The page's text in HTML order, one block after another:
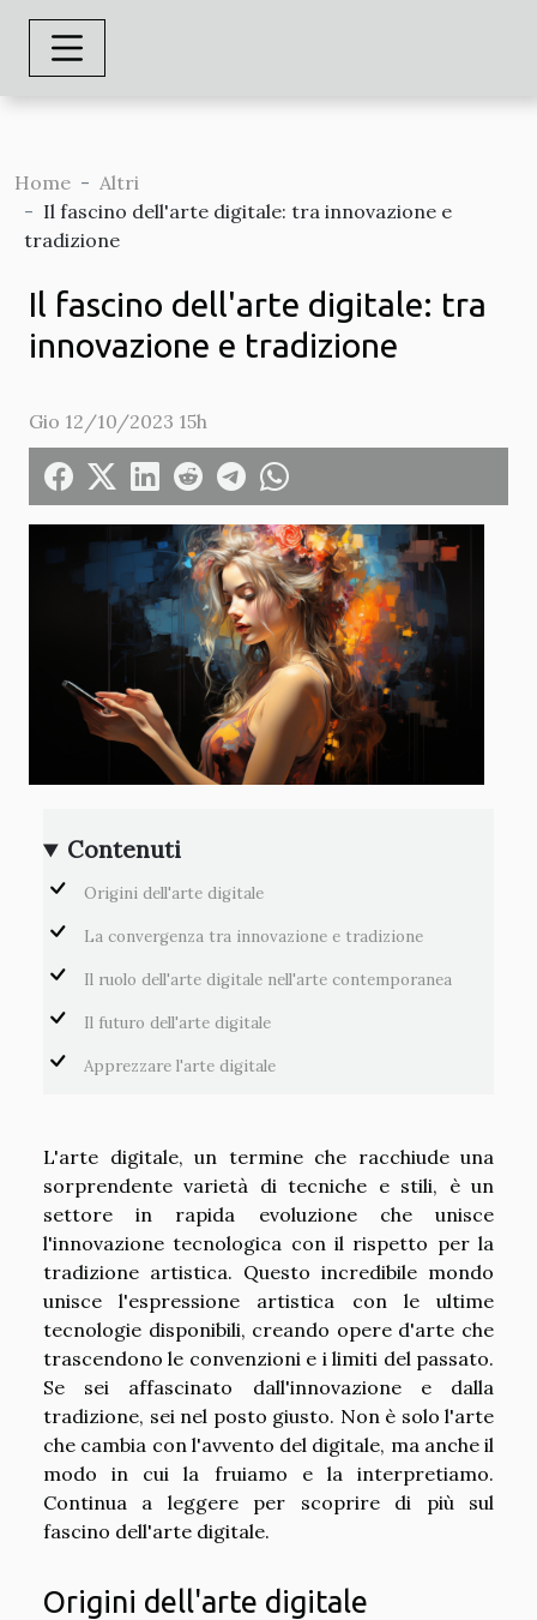
Home
Altri
Il fascino dell'arte digitale: tra innovazione e
tradizione
Il fascino dell'arte digitale: tra
innovazione e tradizione
Gio 12/10/2023 15h
Contenuti
Origini dell'arte digitale
La convergenza tra innovazione e tradizione
Il ruolo dell'arte digitale nell'arte contemporanea
Il futuro dell'arte digitale
Apprezzare l'arte digitale
L'arte digitale, un termine che racchiude una
sorprendente varietà di tecniche e stili, è un
settore in rapida evoluzione che unisce
l'innovazione tecnologica con il rispetto per la
tradizione artistica. Questo incredibile mondo
unisce l'espressione artistica con le ultime
tecnologie disponibili, creando opere d'arte che
trascendono le convenzioni e i limiti del passato.
Se sei affascinato dall'innovazione e dalla
tradizione, sei nel posto giusto. Non è solo l'arte
che cambia con l'avvento del digitale, ma anche il
modo in cui la fruiamo e la interpretiamo.
Continua a leggere per scoprire di più sul
fascino dell'arte digitale.
Origini dell'arte digitale